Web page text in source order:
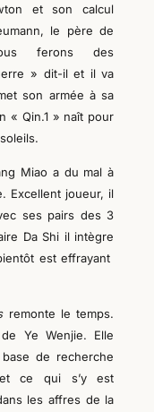
et son calcul
umann, le père de
ferons des
» dit-il et il va
son armée à sa
« Qin.1 » naît pour
Miao a du mal à
Excellent joueur, il
ses pairs des 3
Da Shi il intègre
est effrayant
remonte le temps.
Ye Wenjie. Elle
de recherche
et ce qui s’y est
les affres de la